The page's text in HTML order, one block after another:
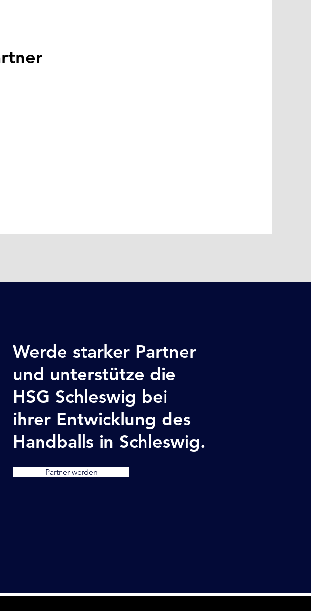
Werde starker Partner
und unterstütze die
HSG Schleswig bei
ihrer Entwicklung des
Handballs in Schleswig.
Partner werden